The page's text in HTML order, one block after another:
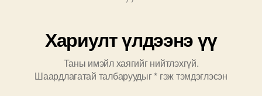
Хариулт үлдээнэ үү
Таны имэйл хаягийг нийтлэхгүй.
Шаардлагатай талбаруудыг* гэж тэмдэглэсэн